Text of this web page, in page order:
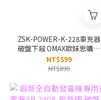
ZSK-POWER-K-228車充器
破盤下殺 OMAX歐妹思購物
網
NT$599
NT$899